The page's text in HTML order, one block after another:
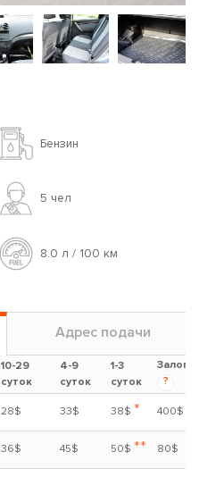
Бензин
5 чел
8.0 л / 100 км
Адрес подачи
10-29
суток
4-9
суток
1-3
суток
Залог
?
28$ 33$ 38$ * 400$
36$ 45$ 50$ ** 80$